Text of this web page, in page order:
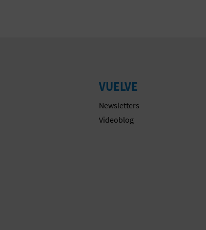
VUELVE
Newsletters
Videoblog